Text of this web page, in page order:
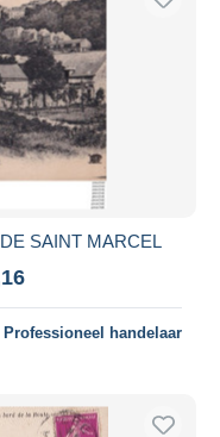
SAINT MARCEL
Professioneel handelaar